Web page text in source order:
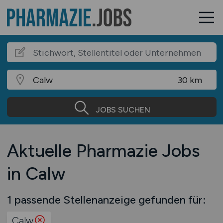
JOBS SUCHEN
Aktuelle Pharmazie Jobs
in Calw
1 passende Stellenanzeige gefunden für:
Calw